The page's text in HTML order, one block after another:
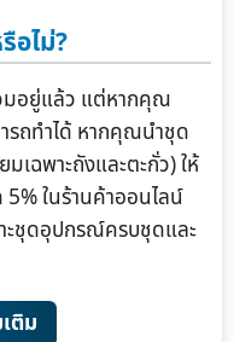
อไม่?
มอยู่แล้ว แต่หากคุณ
รถทำได้ หากคุณนำชุด
เฉพาะถังและตะกั่ว) ให้
ในร้านค้าออนไลน์
ะชุดอุปกรณ์ครบชุดและ
ติม